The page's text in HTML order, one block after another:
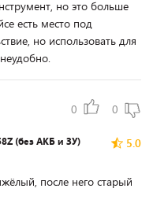
но это больше
есть место под
но использовать для
0 0
5.0
(без АКБ и ЗУ)
после него старый